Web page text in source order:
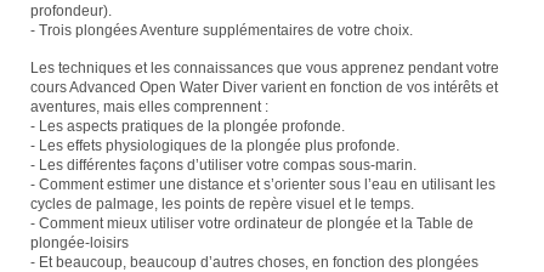
profondeur).
- Trois plongées Aventure supplémentaires de votre choix.
Les techniques et les connaissances que vous apprenez pendant votre
cours Advanced Open Water Diver varient en fonction de vos intérêts et
aventures, mais elles comprennent :
- Les aspects pratiques de la plongée profonde.
- Les effets physiologiques de la plongée plus profonde.
- Les différentes façons d’utiliser votre compas sous-marin.
- Comment estimer une distance et s’orienter sous l’eau en utilisant les
cycles de palmage, les points de repère visuel et le temps.
- Comment mieux utiliser votre ordinateur de plongée et la Table de
plongée-loisirs
- Et beaucoup, beaucoup d’autres choses, en fonction des plongées